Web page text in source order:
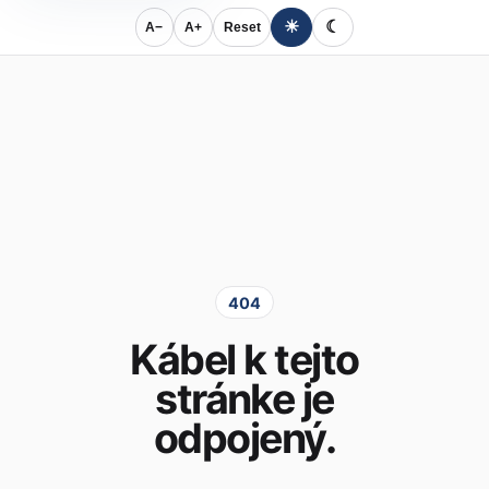
A− A+ Reset ☀ ☾
404
Kábel k tejto
stránke je
odpojený.